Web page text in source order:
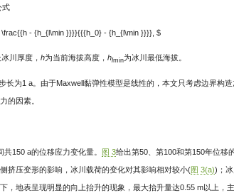
式
- {h_{l\min }}}}{{{h_0} - {h_{l\min }}}}, $
川厚度， h为当前海拔高度， hlmin为冰川最低海拔。
为1 a。由于Maxwell黏弹性模型是线性的，本文只考虑边界构
的因素。
150 a的位移应力变化量。 图 3给出第50、第100和第150年位移
挤压变形的影响，冰川载荷的变化对其影响相对较小(图 3(a))；
，地表呈现明显的向上抬升的现象，最大抬升量达0.55 m以上，